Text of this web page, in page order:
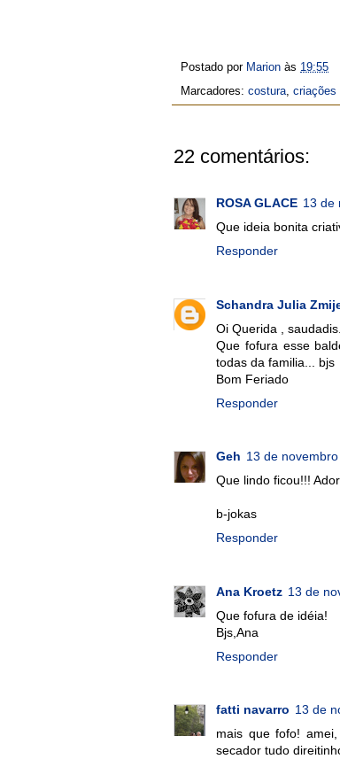
Postado por Marion às 19:55
Marcadores: costura, criações
22 comentários:
ROSA GLACE 13 de
Que ideia bonita
Responder
Schandra Julia
Oi Querida ,
Que fofura esse
todas da familia... bjs
Bom Feriado
Responder
Geh 13 de
Que lindo ficou!!!
b-jokas
Responder
Ana Kroetz 13 de
Que fofura de idéia!
Bjs,Ana
Responder
fatti navarro 13 de
mais que fofo!
secador tudo